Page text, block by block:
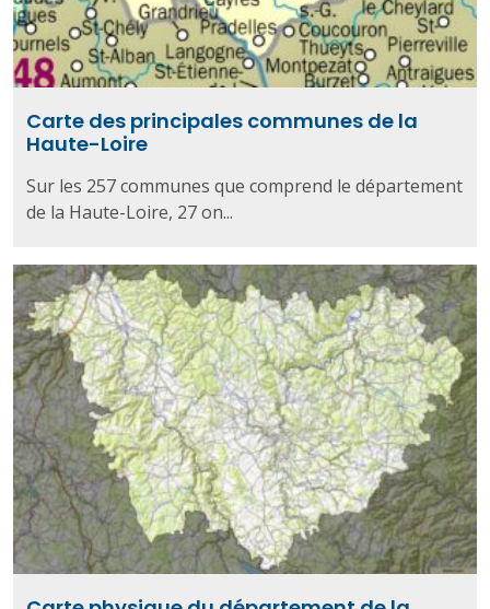
Carte des principales communes de la
Haute-Loire
Sur les 257 communes que comprend le département
de la Haute-Loire, 27 on...